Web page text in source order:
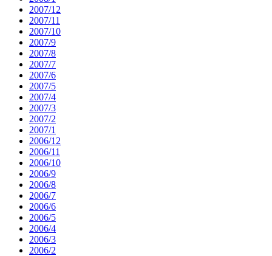
2007/12
2007/11
2007/10
2007/9
2007/8
2007/7
2007/6
2007/5
2007/4
2007/3
2007/2
2007/1
2006/12
2006/11
2006/10
2006/9
2006/8
2006/7
2006/6
2006/5
2006/4
2006/3
2006/2